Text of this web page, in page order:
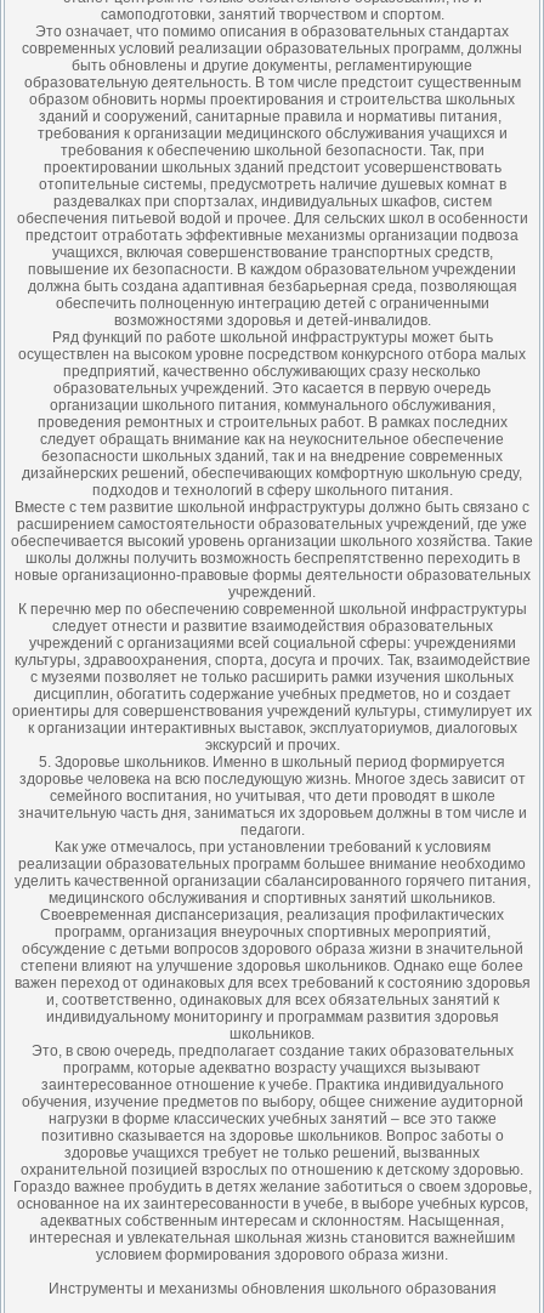
самоподготовки, занятий творчеством и спортом.
Это означает, что помимо описания в образовательных стандартах
современных условий реализации образовательных программ, должны
быть обновлены и другие документы, регламентирующие
образовательную деятельность. В том числе предстоит существенным
образом обновить нормы проектирования и строительства школьных
зданий и сооружений, санитарные правила и нормативы питания,
требования к организации медицинского обслуживания учащихся и
требования к обеспечению школьной безопасности. Так, при
проектировании школьных зданий предстоит усовершенствовать
отопительные системы, предусмотреть наличие душевых комнат в
раздевалках при спортзалах, индивидуальных шкафов, систем
обеспечения питьевой водой и прочее. Для сельских школ в особенности
предстоит отработать эффективные механизмы организации подвоза
учащихся, включая совершенствование транспортных средств,
повышение их безопасности. В каждом образовательном учреждении
должна быть создана адаптивная безбарьерная среда, позволяющая
обеспечить полноценную интеграцию детей с ограниченными
возможностями здоровья и детей-инвалидов.
Ряд функций по работе школьной инфраструктуры может быть
осуществлен на высоком уровне посредством конкурсного отбора малых
предприятий, качественно обслуживающих сразу несколько
образовательных учреждений. Это касается в первую очередь
организации школьного питания, коммунального обслуживания,
проведения ремонтных и строительных работ. В рамках последних
следует обращать внимание как на неукоснительное обеспечение
безопасности школьных зданий, так и на внедрение современных
дизайнерских решений, обеспечивающих комфортную школьную среду,
подходов и технологий в сферу школьного питания.
Вместе с тем развитие школьной инфраструктуры должно быть связано с
расширением самостоятельности образовательных учреждений, где уже
обеспечивается высокий уровень организации школьного хозяйства. Такие
школы должны получить возможность беспрепятственно переходить в
новые организационно-правовые формы деятельности образовательных
учреждений.
К перечню мер по обеспечению современной школьной инфраструктуры
следует отнести и развитие взаимодействия образовательных
учреждений с организациями всей социальной сферы: учреждениями
культуры, здравоохранения, спорта, досуга и прочих. Так, взаимодействие
с музеями позволяет не только расширить рамки изучения школьных
дисциплин, обогатить содержание учебных предметов, но и создает
ориентиры для совершенствования учреждений культуры, стимулирует их
к организации интерактивных выставок, эксплуаториумов, диалоговых
экскурсий и прочих.
5. Здоровье школьников. Именно в школьный период формируется
здоровье человека на всю последующую жизнь. Многое здесь зависит от
семейного воспитания, но учитывая, что дети проводят в школе
значительную часть дня, заниматься их здоровьем должны в том числе и
педагоги.
Как уже отмечалось, при установлении требований к условиям
реализации образовательных программ большее внимание необходимо
уделить качественной организации сбалансированного горячего питания,
медицинского обслуживания и спортивных занятий школьников.
Своевременная диспансеризация, реализация профилактических
программ, организация внеурочных спортивных мероприятий,
обсуждение с детьми вопросов здорового образа жизни в значительной
степени влияют на улучшение здоровья школьников. Однако еще более
важен переход от одинаковых для всех требований к состоянию здоровья
и, соответственно, одинаковых для всех обязательных занятий к
индивидуальному мониторингу и программам развития здоровья
школьников.
Это, в свою очередь, предполагает создание таких образовательных
программ, которые адекватно возрасту учащихся вызывают
заинтересованное отношение к учебе. Практика индивидуального
обучения, изучение предметов по выбору, общее снижение аудиторной
нагрузки в форме классических учебных занятий – все это также
позитивно сказывается на здоровье школьников. Вопрос заботы о
здоровье учащихся требует не только решений, вызванных
охранительной позицией взрослых по отношению к детскому здоровью.
Гораздо важнее пробудить в детях желание заботиться о своем здоровье,
основанное на их заинтересованности в учебе, в выборе учебных курсов,
адекватных собственным интересам и склонностям. Насыщенная,
интересная и увлекательная школьная жизнь становится важнейшим
условием формирования здорового образа жизни.
Инструменты и механизмы обновления школьного образования